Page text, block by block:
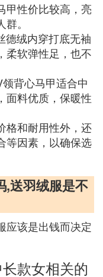
甲性价比较高，亮
。
德绒内穿打底无袖
柔软弹性足，也不
背心马甲适合中
面料优质，保暖性
格和耐用性外，还
等因素，以确保选
送羽绒服是不
应该是出钱而决定
款女相关的